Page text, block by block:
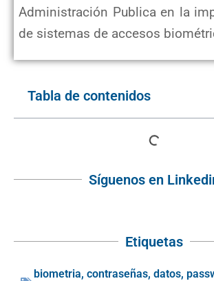
Administración Publica en la
de sistemas de accesos
Tabla de contenidos
Síguenos en
Etiquetas
biometria, contraseñas, datos,